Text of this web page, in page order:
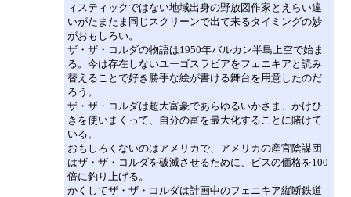
ィスティックではない地域出身の野放図作家とえらい違
いがたまたま同じスクリーンで出て来るタイミングの妙
がおもしろい。
ザ・ザ・コルダの物語は1950年バルカン半島上空で始ま
る。今は存在しないユーゴスラビアをフェニキアと読み
替えることで好き勝手な絵が書ける舞台を用意したのだ
ろう。
ザ・ザ・コルダは超大富豪であらゆるいかさま、かけひ
きを使いまくって、自分の富を最大化することに賭けて
いる。
おもしろくないのはアメリカで、アメリカの産官陰謀団
はザ・ザ・コルダを破滅させるために、ビスの価格を100
倍に釣り上げる。
かくしてザ・ザ・コルダは計画中のフェニキア縦断鉄道